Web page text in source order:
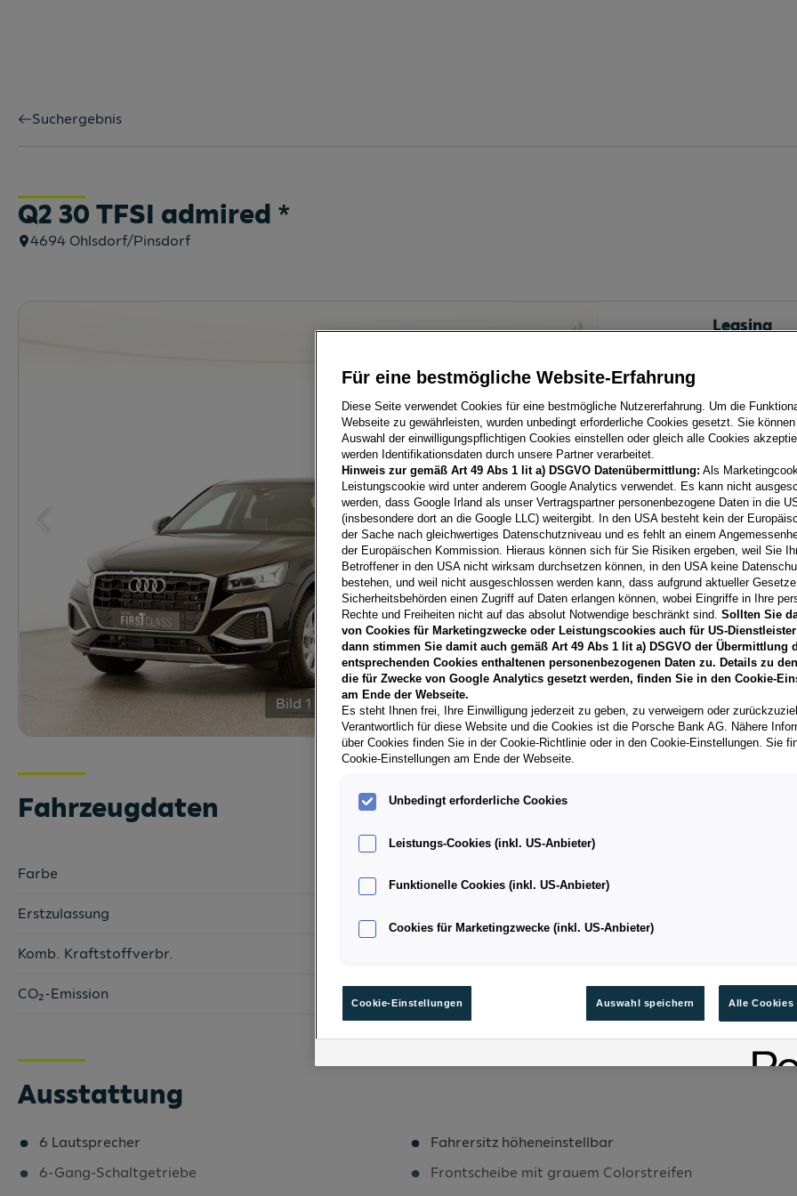
Suchergebnis
Q2 30 TFSI admired *
4694 Ohlsdorf/Pinsdorf
Bild 1
Leasing
Laufzeit
60 Monate
Händler
** Freibleibendes
Vertragsgebühr EUR
Gesamtleasingbetrag EUR
variabel, Effektivzinssatz
Verkaufsberater freut sich
können.
Fahrzeugdaten
Farbe
Erstzulassung
Komb. Kraftstoffverbr.
CO₂-Emission
Ausstattung
6 Lautsprecher
6-Gang-Schaltgetriebe
Fahrersitz höheneinstellbar
Frontscheibe mit grauem Colorstreifen
Für eine bestmögliche Website-Erfahrung
Diese Seite verwendet Cookies für eine bestmögliche Nutzererfahrung. Um die
Webseite zu gewährleisten, wurden unbedingt erforderliche Cookies gesetzt. Sie
Auswahl der einwilligungspflichtigen Cookies einstellen oder gleich alle Cookies
werden Identifikationsdaten durch unsere Partner verarbeitet.
Hinweis zur gemäß Art 49 Abs 1 lit a) DSGVO Datenübermittlung: Als
Leistungscookie wird unter anderem Google Analytics verwendet. Es kann nicht
werden, dass Google Irland als unser Vertragspartner personenbezogene Daten in die
(insbesondere dort an die Google LLC) weitergibt. In den USA besteht kein der
der Sache nach gleichwertiges Datenschutzniveau und es fehlt an einem
der Europäischen Kommission. Hieraus können sich für Sie Risiken ergeben, weil Sie
Betroffener in den USA nicht wirksam durchsetzen können, in den USA keine
bestehen, und weil nicht ausgeschlossen werden kann, dass aufgrund aktueller
Sicherheitsbehörden einen Zugriff auf Daten erlangen können, wobei Eingriffe in Ihre
Rechte und Freiheiten nicht auf das absolut Notwendige beschränkt sind. Sollten Sie
von Cookies für Marketingzwecke oder Leistungscookies auch für US-
dann stimmen Sie damit auch gemäß Art 49 Abs 1 lit a) DSGVO der Übermittlung
entsprechenden Cookies enthaltenen personenbezogenen Daten zu. Details zu
die für Zwecke von Google Analytics gesetzt werden, finden Sie in den Cookie-
am Ende der Webseite.
Es steht Ihnen frei, Ihre Einwilligung jederzeit zu geben, zu verweigern oder
Verantwortlich für diese Website und die Cookies ist die Porsche Bank AG. Nähere
über Cookies finden Sie in der Cookie-Richtlinie oder in den Cookie-Einstellungen. Sie
Cookie-Einstellungen am Ende der Webseite.
Unbedingt erforderliche Cookies
Leistungs-Cookies (inkl. US-Anbieter)
Funktionelle Cookies (inkl. US-Anbieter)
Cookies für Marketingzwecke (inkl. US-Anbieter)
Cookie-Einstellungen Auswahl speichern Alle Cookies